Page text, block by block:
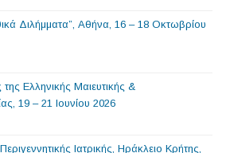
Διλήμματα”, Αθήνα, 16 – 18 Οκτωβρίου
Ελληνικής Μαιευτικής &
19 – 21 Ιουνίου 2026
Ιατρικής, Ηράκλειο Κρήτης,